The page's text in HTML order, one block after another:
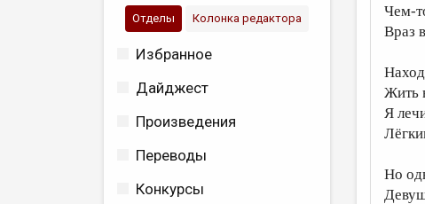
Отделы Колонка редактора
Избранное
Дайджест
Произведения
Переводы
Конкурсы
Чем-
Враз
Жить
Я
Но